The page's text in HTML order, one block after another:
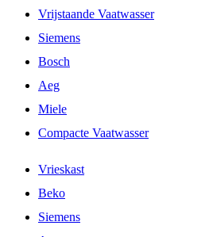
Vrijstaande Vaatwasser
Siemens
Bosch
Aeg
Miele
Compacte Vaatwasser
Vrieskast
Beko
Siemens